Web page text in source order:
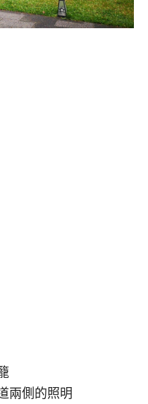
兩側的照明